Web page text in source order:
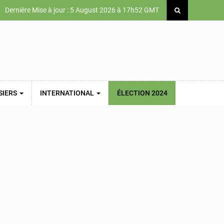
Dernière Mise à jour : 5 August 2026 à 17h52 GMT
INTERNATIONAL ÉLECTION 2024